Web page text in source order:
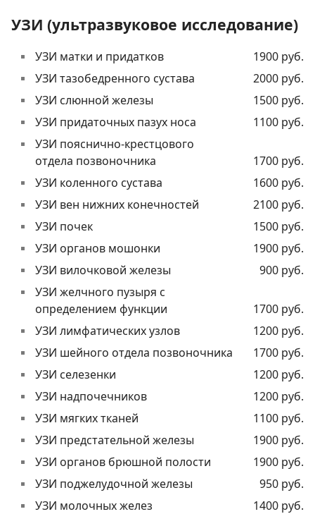
УЗИ (ультразвуковое исследование)
УЗИ матки и придатков
1900 руб.
УЗИ тазобедренного сустава
2000 руб.
УЗИ слюнной железы
1500 руб.
УЗИ придаточных пазух носа
1100 руб.
УЗИ пояснично-крестцового
отдела позвоночника
1700 руб.
УЗИ коленного сустава
1600 руб.
УЗИ вен нижних конечностей
2100 руб.
УЗИ почек
1500 руб.
УЗИ органов мошонки
1900 руб.
УЗИ вилочковой железы
900 руб.
УЗИ желчного пузыря с
определением функции
1700 руб.
УЗИ лимфатических узлов
1200 руб.
УЗИ шейного отдела позвоночника
1700 руб.
УЗИ селезенки
1200 руб.
УЗИ надпочечников
1200 руб.
УЗИ мягких тканей
1100 руб.
УЗИ предстательной железы
1900 руб.
УЗИ органов брюшной полости
1900 руб.
УЗИ поджелудочной железы
950 руб.
УЗИ молочных желез
1400 руб.